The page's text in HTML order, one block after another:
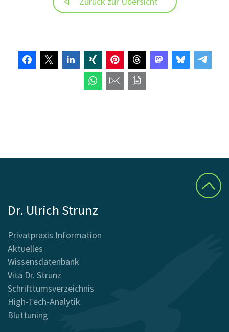
Dr. Ulrich Strunz
Privatpraxis Information
Aktuelles
Wissensdatenbank
Vita Dr. Strunz
Schrifttumsverzeichnis
High-Tech-Analytik
Bluttuning